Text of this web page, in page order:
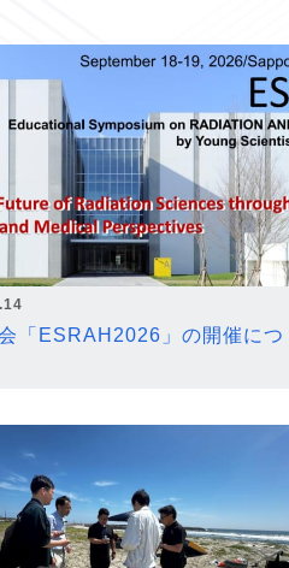
「ESRAH2026」の開催につ